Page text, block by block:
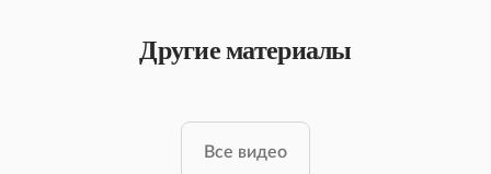
Другие материалы
Все видео